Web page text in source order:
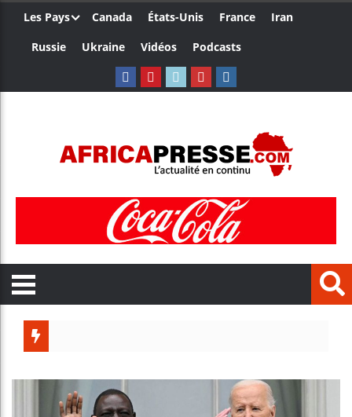
Les Pays Canada États-Unis France
Iran
Russie
Ukraine Vidéos Podcasts